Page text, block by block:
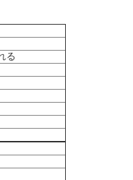
る